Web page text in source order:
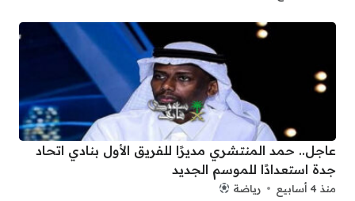
عاجل.. حمد المنتشري مديرًا للفريق الأول بنادي اتحاد
جدة استعدادًا للموسم الجديد
منذ 4 أسابيع رياضة